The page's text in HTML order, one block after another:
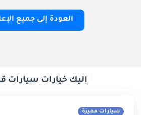
العودة إلى جميع
إليك خيارات سيارات
سيارات مميزة